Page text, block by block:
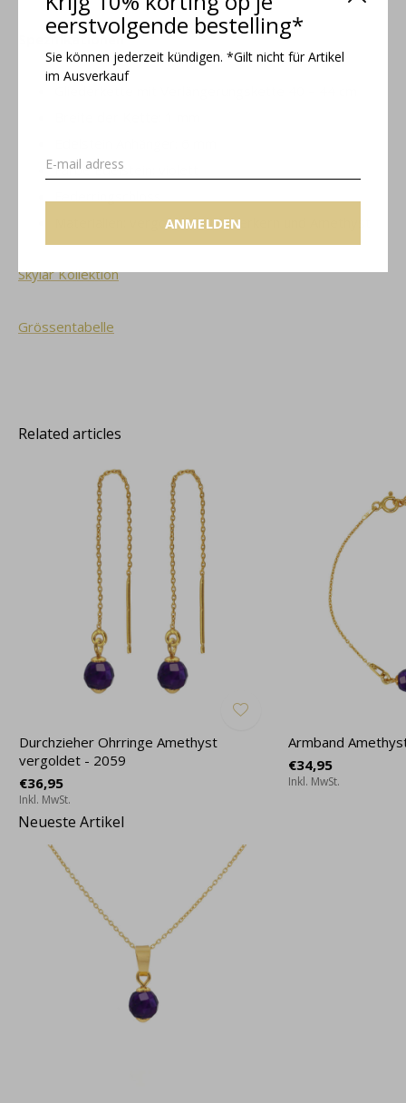
eerstvolgende bestelling*
Sie können jederzeit kündigen. *Gilt nicht für Artikel
im Ausverkauf
ANMELDEN
Spezifikationen
Farbe Edelstein: violett
Materialien: vergoldet mit Silberkern und Amethyst
Skylar Kollektion
Grössentabelle
Related articles
Durchzieher Ohrringe Amethyst
vergoldet - 2059
€36,95
Inkl. MwSt.
Armband
€34,95
Inkl. MwSt.
Neueste Artikel